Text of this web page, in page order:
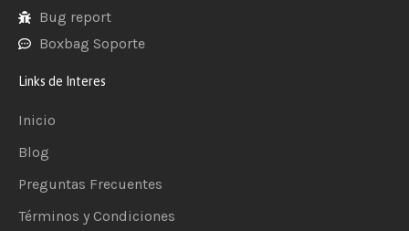
Bug report
Boxbag Soporte
Links de Interes
Inicio
Blog
Preguntas Frecuentes
Términos y Condiciones